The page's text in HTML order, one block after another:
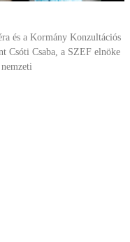
és a Kormány Konzultációs
Csóti Csaba, a SZEF elnöke